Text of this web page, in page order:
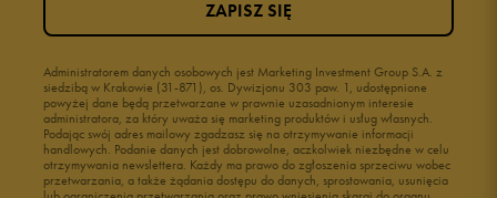
Administratorem danych osobowych jest Marketing Investment Group S.A. z
siedzibą w Krakowie (31-871), os. Dywizjonu 303 paw. 1, udostępnione
powyżej dane będą przetwarzane w prawnie uzasadnionym interesie
administratora, za który uważa się marketing produktów i usług własnych.
Podając swój adres mailowy zgadzasz się na otrzymywanie informacji
handlowych. Podanie danych jest dobrowolne, aczkolwiek niezbędne w celu
otrzymywania newslettera. Każdy ma prawo do zgłoszenia sprzeciwu wobec
przetwarzania, a także żądania dostępu do danych, sprostowania, usunięcia
ZAPISZ SIĘ